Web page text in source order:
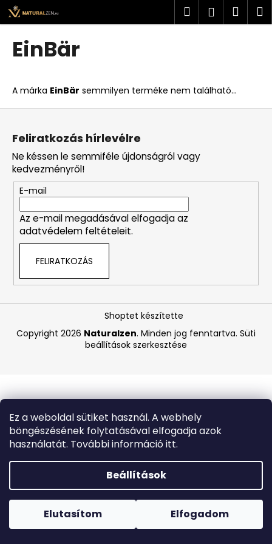
Ez a weboldal sütiket használ. A webhely
böngészésének folytatásával elfogadja azok
használatát. További információ itt.
Beállítások
Elutasítom Elfogadom
Ugrás
fő
tartalomhoz
Forró napokon nem javasoljuk a csomagautomatákba
történő kézbesítést. A magas hőmérsékletre érzékeny
termékek átvételkor nem biztos, hogy optimális állapotban
Keresés
EinBär
A márka EinBär semmilyen terméke nem található...
K
o
i
t
k
e
r
e
s
?
A
á
u
k
LA
ROCHE-
POSAY
SZÉRUM
ÉRZÉKENY
ML
L
Feliratkozás hírlevélre
Ne késsen le semmiféle újdonságról vagy
kedvezményről!
E-mail
Az e-mail megadásával elfogadja az
adatvédelem feltételeit.
FELIRATKOZÁS
Shoptet készítette
Copyright 2026 Naturalzen. Minden jog fenntartva. Süti
beállítások szerkesztése